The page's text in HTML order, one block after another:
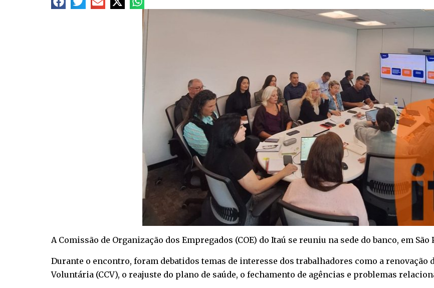
A Comissão de Organização dos Empregados (COE) do Itaú se reuniu na sede do banco, em São
Durante o encontro, foram debatidos temas de interesse dos trabalhadores como a renovação
Voluntária (CCV), o reajuste do plano de saúde, o fechamento de agências e problemas